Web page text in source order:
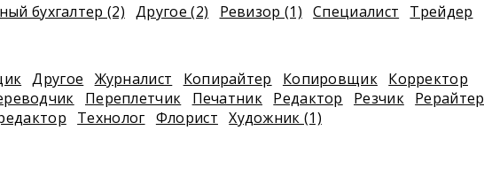
бухгалтер (2) Другое (2) Ревизор (1) Специалист
Трейдер
Другое Журналист Копирайтер Копировщик Корректор
Переплетчик Печатник Редактор Резчик Рерайтер
Технолог Флорист Художник (1)